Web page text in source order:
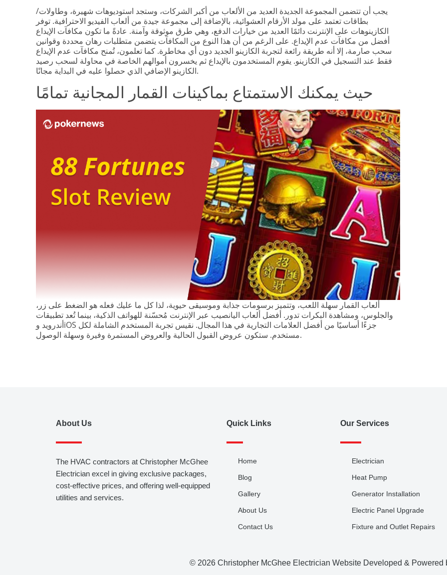
يجب أن تتضمن المجموعة الجديدة العديد من الألعاب من أكبر الشركات، وستجد استوديوهات شهيرة، وطاولات/
بطاقات تعتمد على مولد الأرقام العشوائية، بالإضافة إلى مجموعة جيدة من ألعاب الفيديو الاحترافية. توفر
الكازينوهات على الإنترنت دائمًا العديد من خيارات الدفع، وهي طرق موثوقة وآمنة. عادةً ما تكون مكافآت الإيداع
أفضل من مكافآت عدم الإيداع. على الرغم من أن هذا النوع من المكافآت يتضمن متطلبات رهان محددة وقوانين
سحب صارمة، إلا أنه طريقة رائعة لتجربة الكازينو الجديد دون أي مخاطرة. كما تعلمون، تُمنح مكافآت عدم الإيداع
فقط عند التسجيل في الكازينو. يقوم المستخدمون بالإيداع ثم يخسرون أموالهم الخاصة في محاولة لسحب رصيد
الكازينو الإضافي الذي حصلوا عليه في البداية مجانًا.
حيث يمكنك الاستمتاع بماكينات القمار المجانية تمامًا
ألعاب القمار سهلة اللعب، وتتميز برسومات جذابة وموسيقى حيوية، لذا كل ما عليك فعله هو الضغط على زر،
والجلوس، ومشاهدة البكرات تدور. أفضل ألعاب اليانصيب عبر الإنترنت مُحسّنة للهواتف الذكية، بينما تُعد تطبيقات
أندرويد وiOS جزءًا أساسيًا من أفضل العلامات التجارية في هذا المجال. نقيس تجربة المستخدم الشاملة لكل
مستخدم. ستكون عروض القبول الحالية والعروض المستمرة وفيرة وسهلة الوصول.
About Us
The HVAC contractors at Christopher McGhee
Electrician excel in giving exclusive packages,
cost-effective prices, and offering well-equipped
utilities and services.
Quick Links
Home
Blog
Gallery
About Us
Contact Us
Our Services
Electrician
Heat Pump
Generator Installation
Electric Panel Upgrade
Fixture and Outlet Repairs
© 2026 Christopher McGhee Electrician Website Developed & Powered